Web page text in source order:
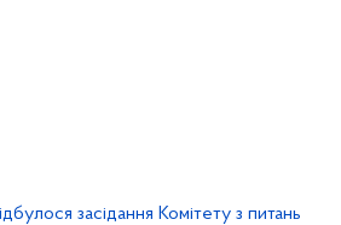
засідання Комітету з питань